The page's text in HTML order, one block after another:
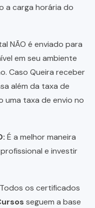
a carga horária do
NÃO é enviado para
em seu ambiente
Caso Queira receber
além da taxa de
uma taxa de envio no
É a melhor maneira
e investir
Todos os certificados
seguem a base